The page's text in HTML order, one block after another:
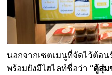
นอกจากเซตเมนูที่จัดไว้ต้อ
พร้อมยังมีไฮไลท์ชื่อว่า “ตู้สุ่